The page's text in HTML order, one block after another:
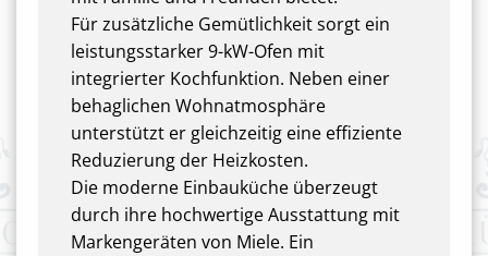
Für zusätzliche Gemütlichkeit sorgt ein
leistungsstarker 9-kW-Ofen mit
integrierter Kochfunktion. Neben einer
behaglichen Wohnatmosphäre
unterstützt er gleichzeitig eine effiziente
Reduzierung der Heizkosten.
Die moderne Einbauküche überzeugt
durch ihre hochwertige Ausstattung mit
Markengeräten von Miele. Ein